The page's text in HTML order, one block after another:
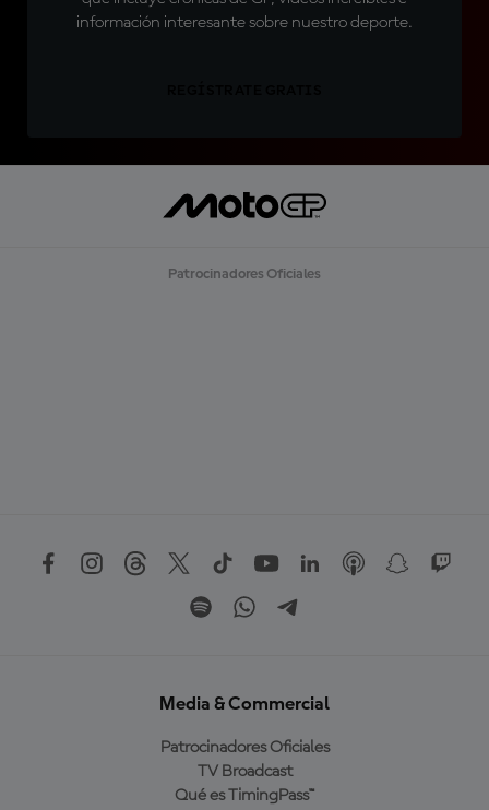
información interesante sobre nuestro deporte.
Patrocinadores Oficiales
Media & Commercial
Patrocinadores Oficiales
TV Broadcast
Qué es TimingPass™